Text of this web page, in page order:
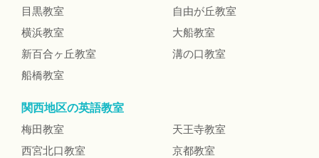
目黒教室
自由が丘教室
横浜教室
大船教室
新百合ヶ丘教室
溝の口教室
船橋教室
関西地区の英語教室
梅田教室
天王寺教室
西宮北口教室
京都教室